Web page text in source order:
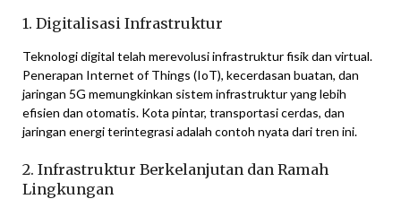
1. Digitalisasi Infrastruktur
Teknologi digital telah merevolusi infrastruktur fisik dan virtual.
Penerapan Internet of Things (IoT), kecerdasan buatan, dan
jaringan 5G memungkinkan sistem infrastruktur yang lebih
efisien dan otomatis. Kota pintar, transportasi cerdas, dan
jaringan energi terintegrasi adalah contoh nyata dari tren ini.
2. Infrastruktur Berkelanjutan dan Ramah
Lingkungan